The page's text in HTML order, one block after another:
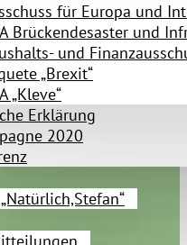
für Europa und
Brückendesaster und
und
„Brexit“
„Kleve“
Erklärung
2020